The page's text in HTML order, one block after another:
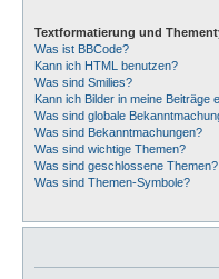
Textformatierung und
Was ist BBCode?
Kann ich HTML benutzen?
Was sind Smilies?
Kann ich Bilder in meine Beiträge
Was sind globale
Was sind Bekanntmachungen?
Was sind wichtige Themen?
Was sind geschlossene Themen?
Was sind Themen-Symbole?